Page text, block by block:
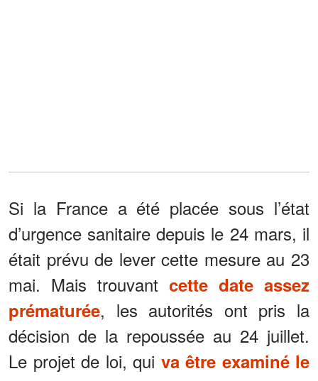
Si la France a été placée sous l’état
d’urgence sanitaire depuis le 24 mars, il
était prévu de lever cette mesure au 23
mai. Mais trouvant cette date assez
prématurée, les autorités ont pris la
décision de la repoussée au 24 juillet.
Le projet de loi, qui va être examiné le